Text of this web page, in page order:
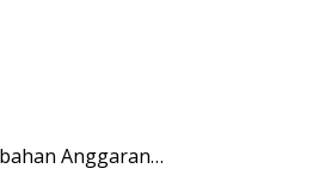
Anggaran…